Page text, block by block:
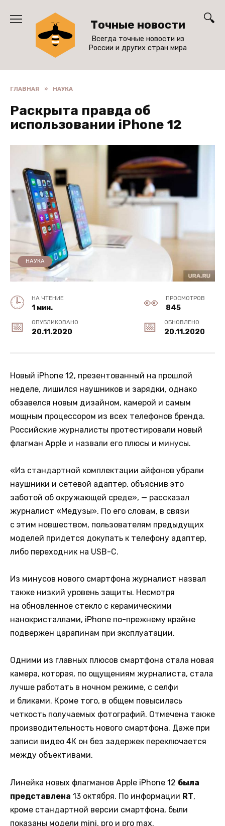
содержанию
Точные новости
Всегда точные новости из
России и других стран мира
ГЛАВНАЯ » НАУКА
Раскрыта правда об
использовании iPhone 12
НАУКА
НА ЧТЕНИЕ
1 мин.
ПРОСМОТРОВ
845
ОПУБЛИКОВАНО
20.11.2020
ОБНОВЛЕНО
20.11.2020
Новый iPhone 12, презентованный на прошлой
неделе, лишился наушников и зарядки, однако
обзавелся новым дизайном, камерой и самым
мощным процессором из всех телефонов бренда.
Российские журналисты протестировали новый
флагман Apple и назвали его плюсы и минусы.
«Из стандартной комплектации айфонов убрали
наушники и сетевой адаптер, объяснив это
заботой об окружающей среде», — рассказал
журналист «Медузы». По его словам, в связи
с этим новшеством, пользователям предыдущих
моделей придется докупать к телефону адаптер,
либо переходник на USB-C.
Из минусов нового смартфона журналист назвал
также низкий уровень защиты. Несмотря
на обновленное стекло с керамическими
нанокристаллами, iPhone по-прежнему крайне
подвержен царапинам при эксплуатации.
Одними из главных плюсов смартфона стала новая
камера, которая, по ощущениям журналиста, стала
лучше работать в ночном режиме, с селфи
и бликами. Кроме того, в общем повысилась
четкость получаемых фотографий. Отмечена также
производительность нового смартфона. Даже при
записи видео 4К он без задержек переключается
между объективами.
Линейка новых флагманов Apple iPhone 12 была
представлена 13 октября. По информации RT,
кроме стандартной версии смартфона, были
показаны модели mini, pro и pro max.